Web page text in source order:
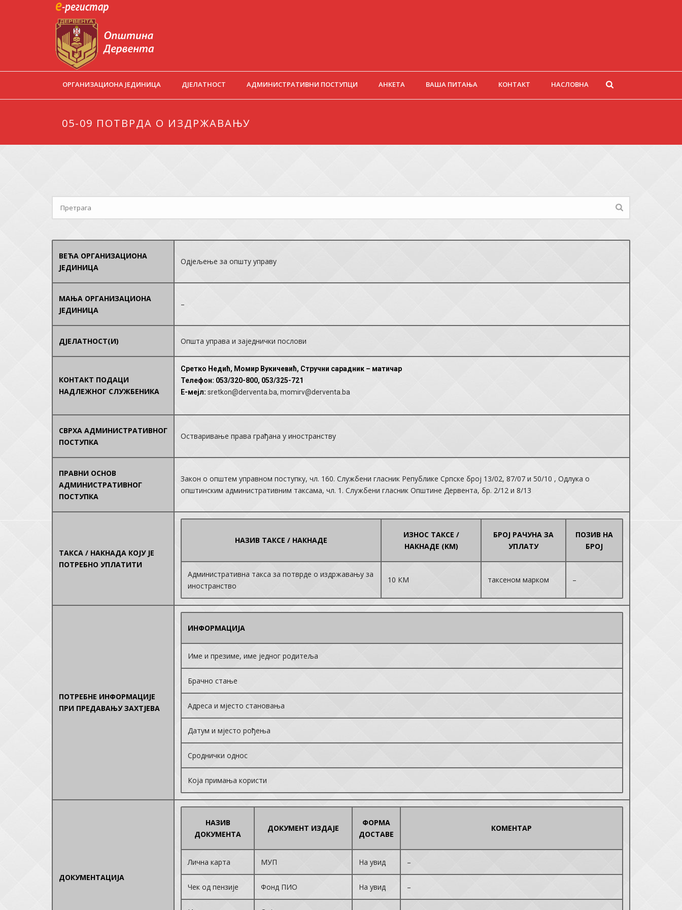
ОРГАНИЗАЦИОНА ЈЕДИНИЦА ДЈЕЛАТНОСТ АДМИНИСТРАТИВНИ ПОСТУПЦИ АНКЕТА ВАША ПИТАЊА КОНТАКТ НАСЛОВНА
05-09 ПОТВРДА О ИЗДРЖАВАЊУ
ВЕЋА ОРГАНИЗАЦИОНА
ЈЕДИНИЦА
Одјељење за општу управу
МАЊА ОРГАНИЗАЦИОНА
ЈЕДИНИЦА
–
ДЈЕЛАТНОСТ(И) Општа управа и заједнички послови
КОНТАКТ ПОДАЦИ
НАДЛЕЖНОГ СЛУЖБЕНИКА
Сретко Недић, Момир Вукичевић, Стручни сарадник – матичар
Телефон: 053/320-800, 053/325-721
E-мејл: sretkon@derventa.ba, momirv@derventa.ba
СВРХА АДМИНИСТРАТИВНОГ
ПОСТУПКА
Остваривање права грађана у иностранству
ПРАВНИ ОСНОВ
АДМИНИСТРАТИВНОГ
ПОСТУПКА
Закон о општем управном поступку, чл. 160. Службени гласник Републике Српске број 13/02, 87/07 и 50/10 , Одлука о
општинским административним таксама, чл. 1. Службени гласник Општине Дервента, бр. 2/12 и 8/13
ТАКСА / НАКНАДА КОЈУ ЈЕ
ПОТРЕБНО УПЛАТИТИ
НАЗИВ ТАКСЕ / НАКНАДЕ
ИЗНОС ТАКСЕ /
НАКНАДЕ (KM)
БРОЈ РАЧУНА ЗА
УПЛАТУ
ПОЗИВ НА
БРОЈ
Административна такса за потврде о издржавању за
иностранство
10 КМ таксеном марком –
ПОТРЕБНЕ ИНФОРМАЦИЈЕ
ПРИ ПРЕДАВАЊУ ЗАХТЈЕВА
ИНФОРМАЦИЈА
Име и презиме, име једног родитеља
Брачно стање
Адреса и мјесто становања
Датум и мјесто рођења
Сроднички однос
Која примања користи
ДОКУМЕНТАЦИЈА
НАЗИВ
ДОКУМЕНТА
ДОКУМЕНТ ИЗДАЈЕ
ФОРМА
ДОСТАВЕ
КОМЕНТАР
Лична карта МУП На увид –
Чек од пензије Фонд ПИО На увид –